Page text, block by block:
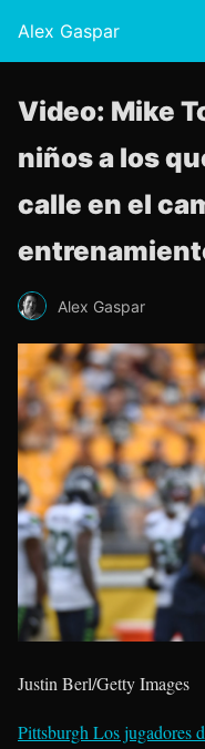
Alex Gaspar
Video: Mike
niños a los
calle en el
Alex Gaspar
Justin Berl/Getty Images
Pittsburgh Los jugadores